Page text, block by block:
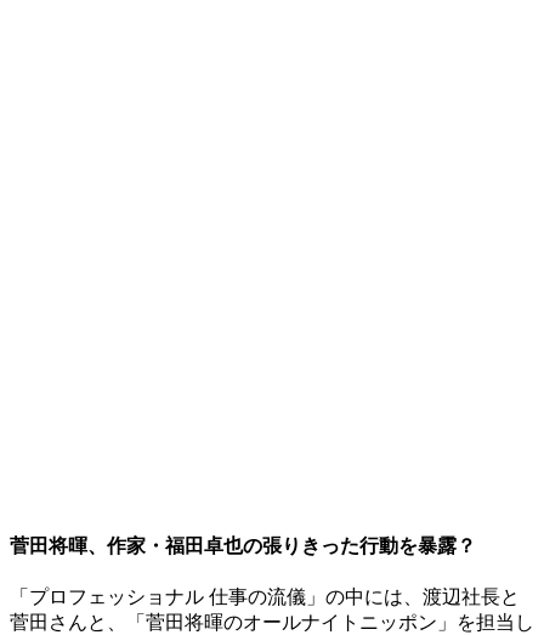
菅田将暉、作家・福田卓也の張りきった行動を暴露？
「プロフェッショナル 仕事の流儀」の中には、渡辺社長と
菅田さんと、「菅田将暉のオールナイトニッポン」を担当し